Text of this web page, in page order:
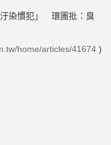
染慣犯」 環團批：臭
home/articles/41674)